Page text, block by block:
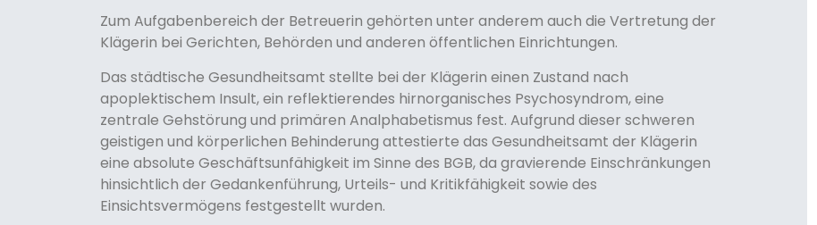
Zum Aufgabenbereich der Betreuerin gehörten unter anderem auch die Vertretung der
Klägerin bei Gerichten, Behörden und anderen öffentlichen Einrichtungen.
Das städtische Gesundheitsamt stellte bei der Klägerin einen Zustand nach
apoplektischem Insult, ein reflektierendes hirnorganisches Psychosyndrom, eine
zentrale Gehstörung und primären Analphabetismus fest. Aufgrund dieser schweren
geistigen und körperlichen Behinderung attestierte das Gesundheitsamt der Klägerin
eine absolute Geschäftsunfähigkeit im Sinne des BGB, da gravierende Einschränkungen
hinsichtlich der Gedankenführung, Urteils- und Kritikfähigkeit sowie des
Einsichtsvermögens festgestellt wurden.